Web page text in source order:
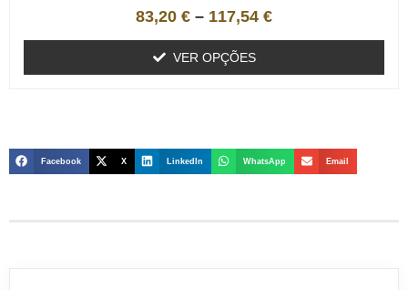
83,20 € – 117,54 €
VER OPÇÕES
Facebook X LinkedIn WhatsApp Email